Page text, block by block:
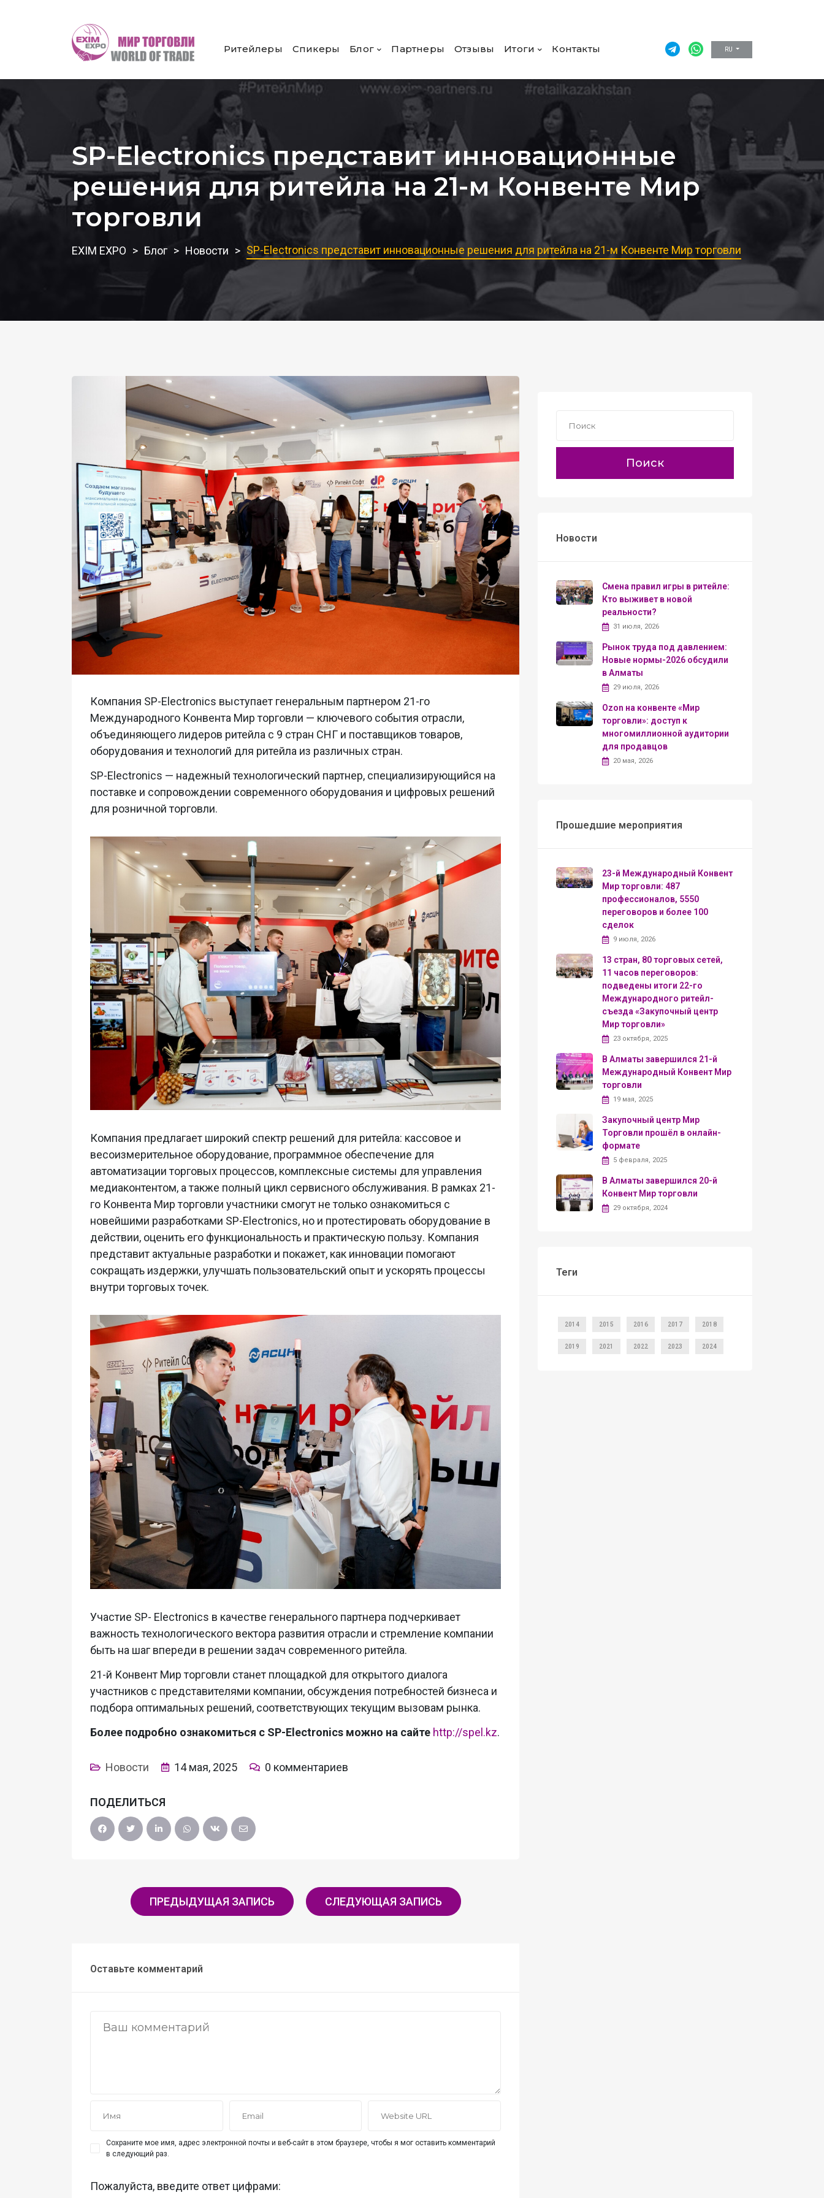
RU
Ритейлеры Спикеры Блог Партнеры Отзывы Итоги Контакты
SP-Electronics представит инновационные
решения для ритейла на 21-м Конвенте Мир
торговли
EXIM EXPO Блог Новости SP-Electronics представит инновационные решения для ритейла на 21-м Конвенте Мир торговли
Компания SP-Electronics выступает генеральным партнером 21-го
Международного Конвента Мир торговли — ключевого события отрасли,
объединяющего лидеров ритейла с 9 стран СНГ и поставщиков товаров,
оборудования и технологий для ритейла из различных стран.
SP-Electronics — надежный технологический партнер, специализирующийся на
поставке и сопровождении современного оборудования и цифровых решений
для розничной торговли.
Компания предлагает широкий спектр решений для ритейла: кассовое и
весоизмерительное оборудование, программное обеспечение для
автоматизации торговых процессов, комплексные системы для управления
медиаконтентом, а также полный цикл сервисного обслуживания. В рамках 21-
го Конвента Мир торговли участники смогут не только ознакомиться с
новейшими разработками SP-Electronics, но и протестировать оборудование в
действии, оценить его функциональность и практическую пользу. Компания
представит актуальные разработки и покажет, как инновации помогают
сокращать издержки, улучшать пользовательский опыт и ускорять процессы
внутри торговых точек.
Участие SP- Electronics в качестве генерального партнера подчеркивает
важность технологического вектора развития отрасли и стремление компании
быть на шаг впереди в решении задач современного ритейла.
21-й Конвент Мир торговли станет площадкой для открытого диалога
участников с представителями компании, обсуждения потребностей бизнеса и
подбора оптимальных решений, соответствующих текущим вызовам рынка.
Более подробно ознакомиться с SP-Electronics можно на сайте http://spel.kz.
Новости 14 мая, 2025 0 комментариев
ПОДЕЛИТЬСЯ
ПРЕДЫДУЩАЯ ЗАПИСЬ СЛЕДУЮЩАЯ ЗАПИСЬ
Оставьте комментарий
Сохраните мое имя, адрес электронной почты и веб-сайт в этом браузере, чтобы я мог оставить комментарий
в следующий раз.
Пожалуйста, введите ответ цифрами:
Поиск
Новости
Смена правил игры в ритейле:
Кто выживет в новой
реальности?
31 июля, 2026
Рынок труда под давлением:
Новые нормы-2026 обсудили
в Алматы
29 июля, 2026
Ozon на конвенте «Мир
торговли»: доступ к
многомиллионной аудитории
для продавцов
20 мая, 2026
Прошедшие мероприятия
23-й Международный Конвент
Мир торговли: 487
профессионалов, 5550
переговоров и более 100
сделок
9 июля, 2026
13 стран, 80 торговых сетей,
11 часов переговоров:
подведены итоги 22-го
Международного ритейл-
съезда «Закупочный центр
Мир торговли»
23 октября, 2025
В Алматы завершился 21-й
Международный Конвент Мир
торговли
19 мая, 2025
Закупочный центр Мир
Торговли прошёл в онлайн-
формате
5 февраля, 2025
В Алматы завершился 20-й
Конвент Мир торговли
29 октября, 2024
Теги
2014 2015 2016 2017 2018
2019 2021 2022 2023 2024